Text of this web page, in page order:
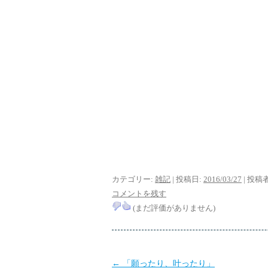
カテゴリー: 雑記 | 投稿日: 2016/03/27 | 投稿
コメントを残す
(まだ評価がありません)
投
← 「願ったり、叶ったり」